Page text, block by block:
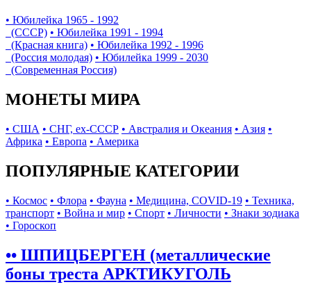
• Юбилейка 1965 - 1992
(СССР) • Юбилейка 1991 - 1994
(Красная книга) • Юбилейка 1992 - 1996
(Россия молодая) • Юбилейка 1999 - 2030
(Современная Россия)
МОНЕТЫ МИРА
• США • СНГ, ex-СССР • Австралия и Океания • Азия •
Африка • Европа • Америка
ПОПУЛЯРНЫЕ КАТЕГОРИИ
• Космос • Флора • Фауна • Медицина, COVID-19 • Техника,
транспорт • Война и мир • Спорт • Личности • Знаки зодиака
• Гороскоп
•• ШПИЦБЕРГЕН (металлические
боны треста АРКТИКУГОЛЬ